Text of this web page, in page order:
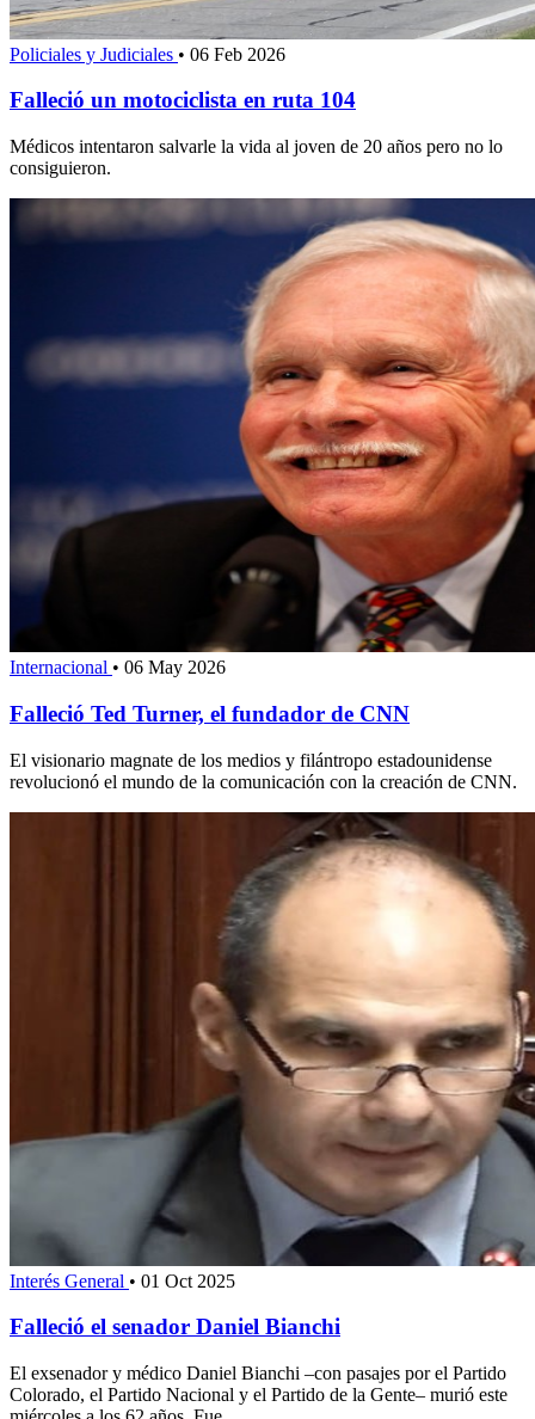
Policiales y Judiciales • 06 Feb 2026
Falleció un motociclista en ruta 104
Médicos intentaron salvarle la vida al joven de 20 años pero no lo
consiguieron.
Internacional • 06 May 2026
Falleció Ted Turner, el fundador de CNN
El visionario magnate de los medios y filántropo estadounidense
revolucionó el mundo de la comunicación con la creación de CNN.
Interés General • 01 Oct 2025
Falleció el senador Daniel Bianchi
El exsenador y médico Daniel Bianchi –con pasajes por el Partido
Colorado, el Partido Nacional y el Partido de la Gente– murió este